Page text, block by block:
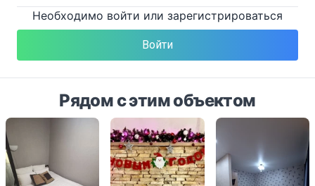
Необходимо войти или зарегистрироваться
Войти
Рядом с этим объектом